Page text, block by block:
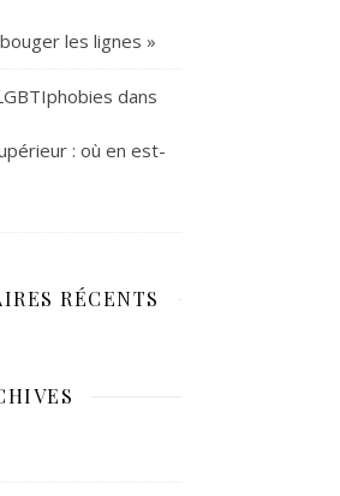
les lignes »
dans
: où en est-
RÉCENTS